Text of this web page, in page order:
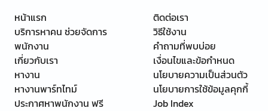
หน้าแรก
บริการหาคน ช่วยจัดการ
พนักงาน
เกี่ยวกับเรา
หางาน
หางานพาร์ทไทม์
ประกาศหาพนักงาน ฟรี
ติดต่อเรา
วิธีใช้งาน
คำถามที่พบบ่อย
เงื่อนไขและข้อกำหนด
นโยบายความเป็นส่วนตัว
นโยบายการใช้ข้อมูลคุกกี้
Job Index